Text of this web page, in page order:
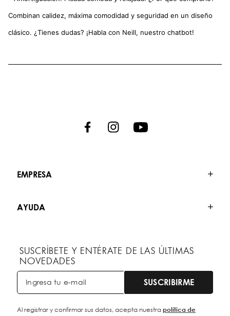
Combinan calidez, máxima comodidad y seguridad en un diseño
clásico. ¿Tienes dudas? ¡Habla con Neill, nuestro chatbot!
EMPRESA
AYUDA
SUSCRÍBETE Y ENTÉRATE DE LAS ÚLTIMAS
NOVEDADES
SUSCRIBIRME
Al registrar y confirmar sus datos, acepta nuestrapolítica de